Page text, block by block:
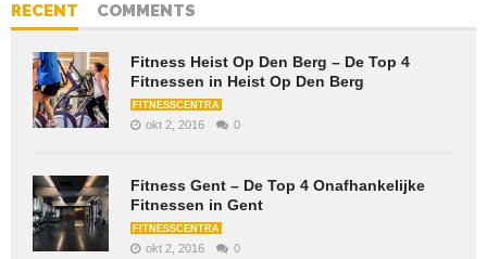
RECENT COMMENTS
Fitness Heist Op Den Berg – De Top 4
Fitnessen in Heist Op Den Berg
FITNESSCENTRA
okt 2, 2016 0
Fitness Gent – De Top 4 Onafhankelijke
Fitnessen in Gent
FITNESSCENTRA
okt 2, 2016 0